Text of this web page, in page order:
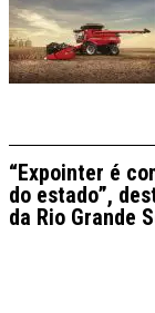
“Expointer é
do estado”,
da Rio Grande